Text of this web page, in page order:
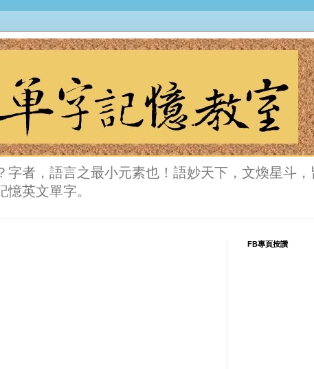
字者，語言之最小元素也！語妙天下，文煥星斗
英文單字。
FB專頁按讚